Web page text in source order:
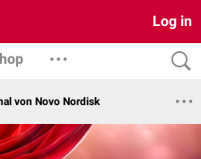
Log in
von Novo Nordisk